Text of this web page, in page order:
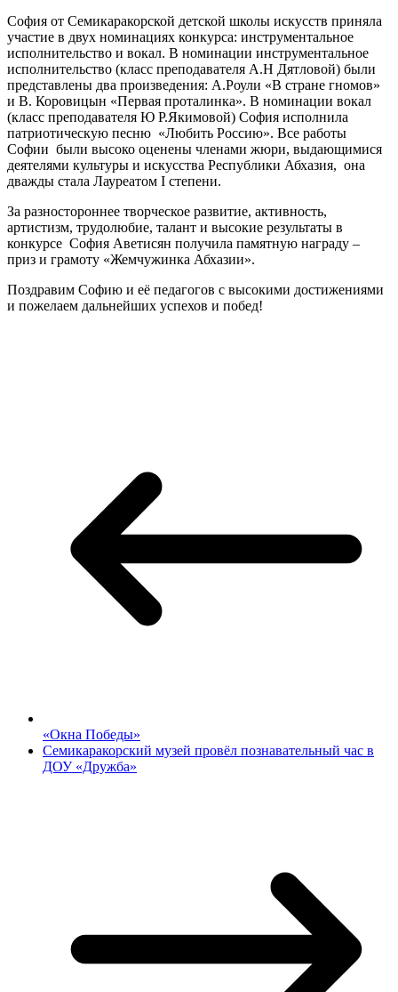
София от Семикаракорской детской школы искусств приняла
участие в двух номинациях конкурса: инструментальное
исполнительство и вокал. В номинации инструментальное
исполнительство (класс преподавателя А.Н Дятловой) были
представлены два произведения: А.Роули «В стране гномов»
и В. Коровицын «Первая проталинка». В номинации вокал
(класс преподавателя Ю Р.Якимовой) София исполнила
патриотическую песню «Любить Россию». Все работы
Софии были высоко оценены членами жюри, выдающимися
деятелями культуры и искусства Республики Абхазия, она
дважды стала Лауреатом I степени.
За разностороннее творческое развитие, активность,
артистизм, трудолюбие, талант и высокие результаты в
конкурсе София Аветисян получила памятную награду –
приз и грамоту «Жемчужинка Абхазии».
Поздравим Софию и её педагогов с высокими достижениями
и пожелаем дальнейших успехов и побед!
«Окна Победы»
Семикаракорский музей провёл познавательный час в
ДОУ «Дружба»